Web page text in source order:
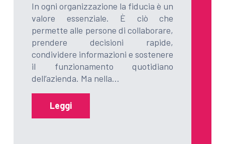
In ogni organizzazione la fiducia è un
valore essenziale. È ciò che
permette alle persone di collaborare,
prendere decisioni rapide,
condividere informazioni e sostenere
il funzionamento quotidiano
dell’azienda. Ma nella…
Leggi